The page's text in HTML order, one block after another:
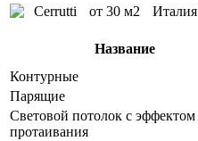
от 30 м2 Италия
Название
Контурные
Парящие
Световой потолок с эффектом
протаивания